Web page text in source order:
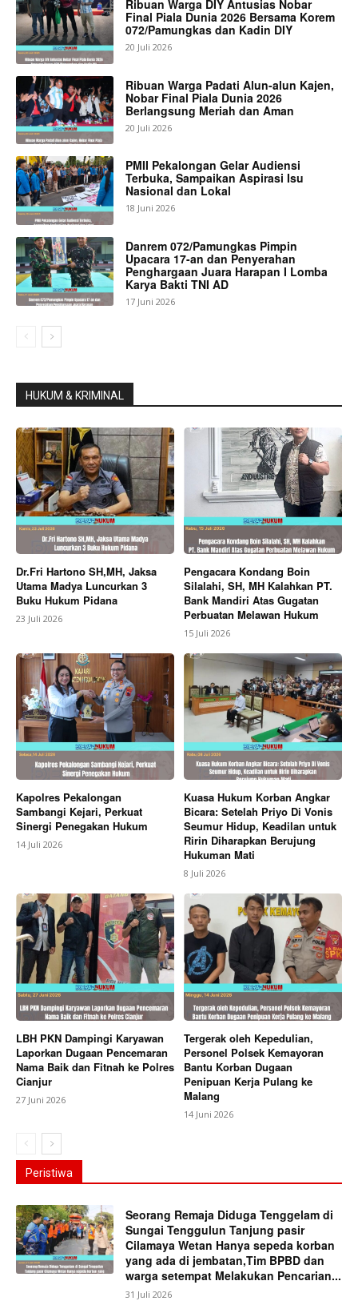
Ribuan Warga DIY Antusias Nobar
Final Piala Dunia 2026 Bersama Korem
072/Pamungkas dan Kadin DIY
20 Juli 2026
Ribuan Warga Padati Alun-alun Kajen,
Nobar Final Piala Dunia 2026
Berlangsung Meriah dan Aman
20 Juli 2026
PMII Pekalongan Gelar Audiensi
Terbuka, Sampaikan Aspirasi Isu
Nasional dan Lokal
18 Juni 2026
Danrem 072/Pamungkas Pimpin
Upacara 17-an dan Penyerahan
Penghargaan Juara Harapan I Lomba
Karya Bakti TNI AD
17 Juni 2026
HUKUM & KRIMINAL
Dr.Fri Hartono SH,MH, Jaksa
Utama Madya Luncurkan 3
Buku Hukum Pidana
23 Juli 2026
Pengacara Kondang Boin
Silalahi, SH, MH Kalahkan PT.
Bank Mandiri Atas Gugatan
Perbuatan Melawan Hukum
15 Juli 2026
Kapolres Pekalongan
Sambangi Kejari, Perkuat
Sinergi Penegakan Hukum
14 Juli 2026
Kuasa Hukum Korban Angkar
Bicara: Setelah Priyo Di Vonis
Seumur Hidup, Keadilan untuk
Ririn Diharapkan Berujung
Hukuman Mati
8 Juli 2026
LBH PKN Dampingi Karyawan
Laporkan Dugaan Pencemaran
Nama Baik dan Fitnah ke Polres
Cianjur
27 Juni 2026
Tergerak oleh Kepedulian,
Personel Polsek Kemayoran
Bantu Korban Dugaan
Penipuan Kerja Pulang ke
Malang
14 Juni 2026
Peristiwa
Seorang Remaja Diduga Tenggelam di
Sungai Tenggulun Tanjung pasir
Cilamaya Wetan Hanya sepeda korban
yang ada di jembatan,Tim BPBD dan
warga setempat Melakukan Pencarian...
31 Juli 2026